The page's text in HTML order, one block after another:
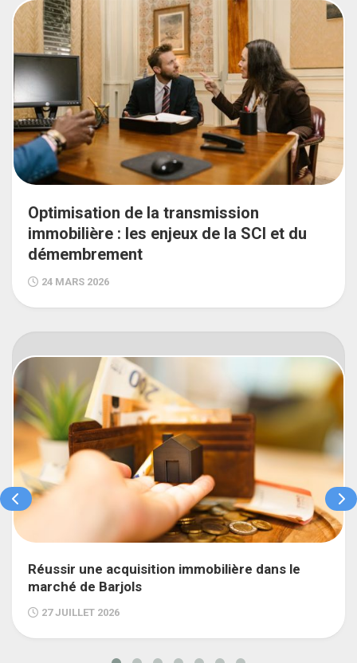
Optimisation de la transmission
immobilière : les enjeux de la SCI et du
démembrement
24 MARS 2026
Réussir une acquisition immobilière dans le
marché de Barjols
27 JUILLET 2026